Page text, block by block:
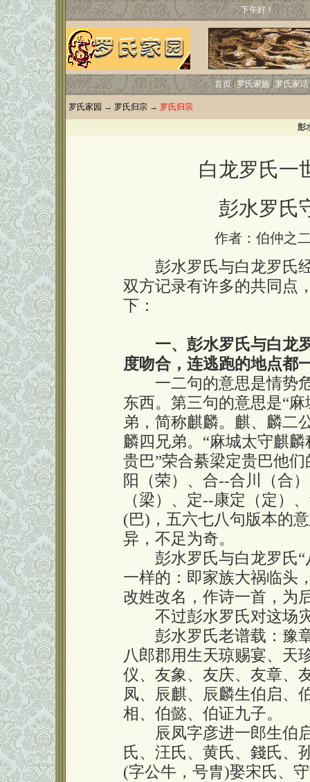
下午好！
首页 罗氏家族 罗氏家话
罗氏家园 → 罗氏归宗 → 罗氏归宗
彭
白龙罗氏一
彭水罗氏
作者：伯仲之
彭水罗氏与白龙罗氏经
双方记录有许多的共同点
下：
一、彭水罗氏与白龙
度吻合，连逃跑的地点都
一二句的意思是情势危
东西。第三句的意思是“
弟，简称麒麟。麒、麟二
麟四兄弟。“麻城太守麒
贵巴”荣合綦梁定贵巴他
阳（荣）、合--合川（合
（梁）、定--康定（定）
(巴)，五六七八句版本的
异，不足为奇。
彭水罗氏与白龙罗氏“
一样的：即家族大祸临头
改姓改名，作诗一首，为
不过彭水罗氏对这场灾
彭水罗氏老谱载：豫章
八郎郡用生天琼赐宴、天
仪、友象、友庆、友章、
凤、辰麒、辰麟生伯启、
相、伯懿、伯证九子。
辰凤字彦进一郎生伯启
氏、汪氏、黄氏、錢氏、
(字公牛，号胄)娶宋氏、